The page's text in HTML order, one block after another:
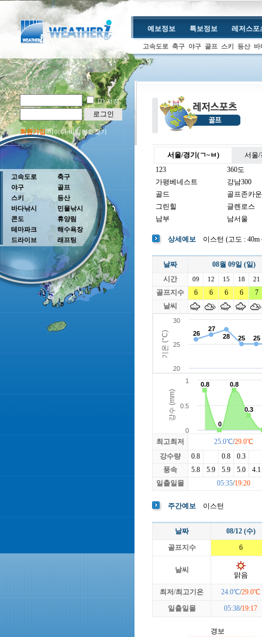
ID 저장
로그인
회원가입아이디/비밀번호찾기
예보정보 특보정보 레저스포
고속도로 축구 야구 골프 스키 등산 바
고속도로
야구
스키
바다낚시
콘도
테마파크
드라이브
축구
골프
등산
민물낚시
휴양림
해수욕장
래프팅
서울/경기(ㄱ~ㅂ)
서울/
123
360도
가평베네스트
강남300
골드
골프존카
그린힐
글렌로스
남부
남서울
뉴코리아
더반
더크로스비
더헤븐
라싸
락가든
로제비앙
루트52
마에스트로
마이다스
베뉴지
베르힐영종
블랙스톤GC이천
빅토리아
상세예보 이스턴 (고도 : 40m
날짜
08월 09일 (일)
시간
09 12 15 18 21
골프지수 6 6 6 6
7
날씨
최고최저 25.0℃/29.0℃
강수량
0.8 0.8
0.3
풍속
5.8 5.9 5.9 5.0
4.1
일출일몰
05:35/19:20
주간예보 이스턴
날짜
08/12 (수)
골프지수
6
날씨
맑음
최저/최고기온 24.0℃/29.0℃
일출일몰
05:38/19:17
경보